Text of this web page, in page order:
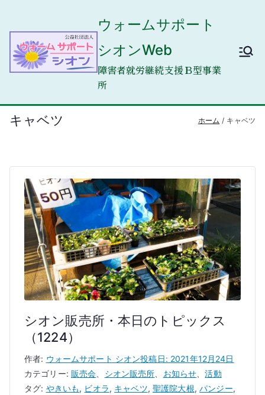
ウォームサポート
シオンWeb
障害者就労継続支援Ｂ型事業
所
キャベツ ホーム キャベツ
シオン販売所・本日のトピックス
（1224）
作者: ウォームサポート シオン投稿日: 2021年12月24日
カテゴリー:販売会 シオン販売所 お知らせ 、活動
タグ: やきいも, ビオラ, キャベツ,聖護院大根,パンジー,